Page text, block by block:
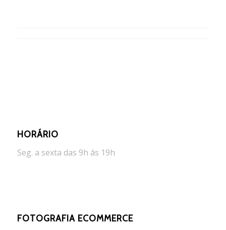
HORÁRIO
Seg. a sexta das 9h ás 19h
FOTOGRAFIA ECOMMERCE